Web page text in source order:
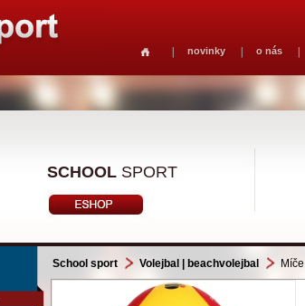
novinky o nás
SCHOOLSPORT
School sport Volejbal | beachvolejbal Míče